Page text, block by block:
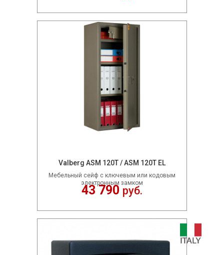
Valberg ASM 120T / ASM 120T EL
Мебельный сейф c ключевым или кодовым
электронным замком
43 790 руб.